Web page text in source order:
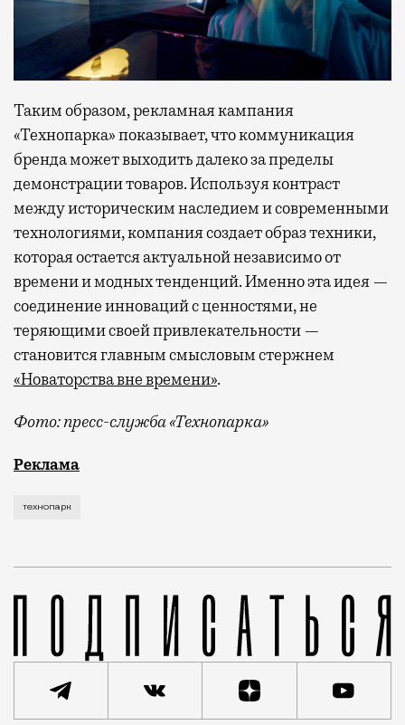
Таким образом, рекламная кампания
«Технопарка» показывает, что коммуникация
бренда может выходить далеко за пределы
демонстрации товаров. Используя контраст
между историческим наследием и современными
технологиями, компания создает образ техники,
которая остается актуальной независимо от
времени и модных тенденций. Именно эта идея —
соединение инноваций с ценностями, не
теряющими своей привлекательности —
становится главным смысловым стержнем
«Новаторства вне времени».
Фото: пресс-служба «Технопарка»
Рекламные кампании техники редко выходят за
Реклама
технопарк